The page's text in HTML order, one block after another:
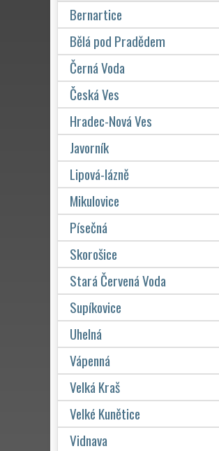
Bernartice
Bělá pod Pradědem
Černá Voda
Česká Ves
Hradec-Nová Ves
Javorník
Lipová-lázně
Mikulovice
Písečná
Skorošice
Stará Červená Voda
Supíkovice
Uhelná
Vápenná
Velká Kraš
Velké Kunětice
Vidnava